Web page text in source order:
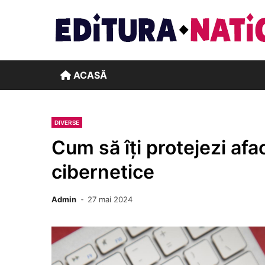
ACASĂ
DIVERSE
Cum să îți protejezi
cibernetice
Admin 27 mai 2024